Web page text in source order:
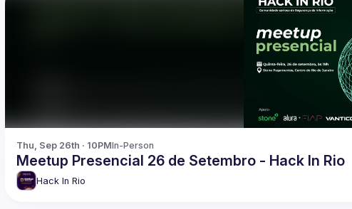
Thu, Sep 26th · 10PMIn-Person
Meetup Presencial 26 de Setembro - Hack In Rio
Hack In Rio